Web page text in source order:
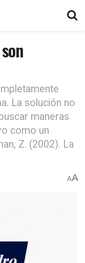
La solución no
maneras
como un
Z. (2002). La
AA